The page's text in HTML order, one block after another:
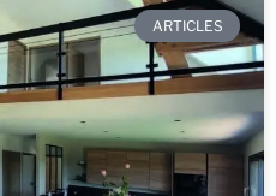
ARTICLES